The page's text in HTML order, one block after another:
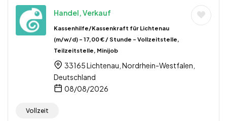
Handel, Verkauf
Kassenhilfe/Kassenkraft für Lichtenau
(m/w/d) – 17,00 € / Stunde – Vollzeitstelle,
Teilzeitstelle, Minijob
33165 Lichtenau, Nordrhein-Westfalen,
Deutschland
08/08/2026
Vollzeit